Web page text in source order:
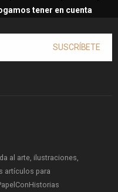
tener en cuenta
SUSCRÍBETE
al arte, ilustraciones,
artículos para